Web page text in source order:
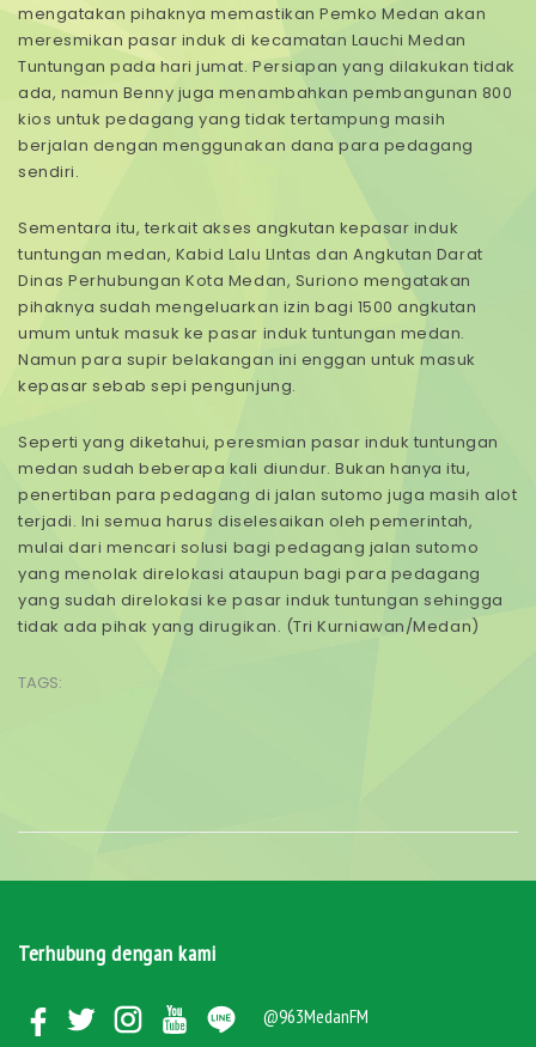
mengatakan pihaknya memastikan Pemko Medan akan
meresmikan pasar induk di kecamatan Lauchi Medan
Tuntungan pada hari jumat. Persiapan yang dilakukan tidak
ada, namun Benny juga menambahkan pembangunan 800
kios untuk pedagang yang tidak tertampung masih
berjalan dengan menggunakan dana para pedagang
sendiri.
Sementara itu, terkait akses angkutan kepasar induk
tuntungan medan, Kabid Lalu LIntas dan Angkutan Darat
Dinas Perhubungan Kota Medan, Suriono mengatakan
pihaknya sudah mengeluarkan izin bagi 1500 angkutan
umum untuk masuk ke pasar induk tuntungan medan.
Namun para supir belakangan ini enggan untuk masuk
kepasar sebab sepi pengunjung.
Seperti yang diketahui, peresmian pasar induk tuntungan
medan sudah beberapa kali diundur. Bukan hanya itu,
penertiban para pedagang di jalan sutomo juga masih alot
terjadi. Ini semua harus diselesaikan oleh pemerintah,
mulai dari mencari solusi bagi pedagang jalan sutomo
yang menolak direlokasi ataupun bagi para pedagang
yang sudah direlokasi ke pasar induk tuntungan sehingga
tidak ada pihak yang dirugikan. (Tri Kurniawan/Medan)
TAGS:
Terhubung dengan kami
@963MedanFM